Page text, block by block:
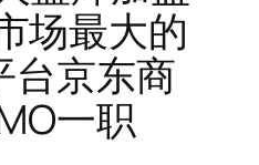
场最大的
台京东商
一职